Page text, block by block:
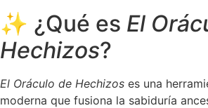
✨ ¿Qué es El
Hechizos?
El Oráculo de Hechizos es una
moderna que fusiona la sabiduría